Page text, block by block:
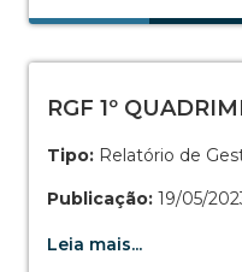
RGF 1º
Tipo: Relatório de
Publicação: 19/05/
Leia mais...